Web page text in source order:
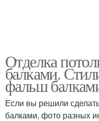
Отделка
балками.
фальш
Если вы решили
балками, фото разных